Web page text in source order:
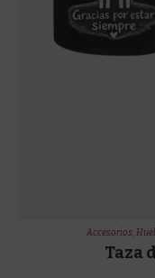
Accesorios,
Taza